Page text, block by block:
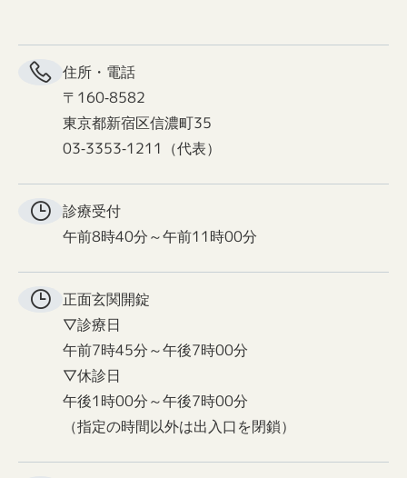
住所・電話
〒160-8582
東京都新宿区信濃町35
03-3353-1211（代表）
診療受付
午前8時40分～午前11時00分
正面玄関開錠
▽診療日
午前7時45分～午後7時00分
▽休診日
午後1時00分～午後7時00分
（指定の時間以外は出入口を閉鎖）